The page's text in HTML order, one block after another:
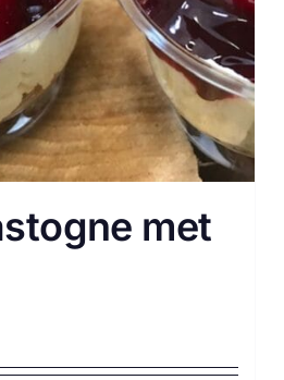
met